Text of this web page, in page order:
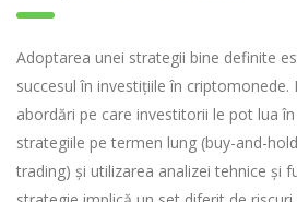
Adoptarea unei strategii bine definite
succesul în investițiile în criptomonede.
abordări pe care investitorii le pot lua
strategiile pe termen lung (buy-and-
trading) și utilizarea analizei tehnice și